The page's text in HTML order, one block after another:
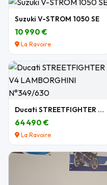
Suzuki V-STROM 1050 SE
10 990 €
La Ravoire
Ducati STREETFIGHTER V4 LAMBORGHINI N°349/630
64 490 €
La Ravoire